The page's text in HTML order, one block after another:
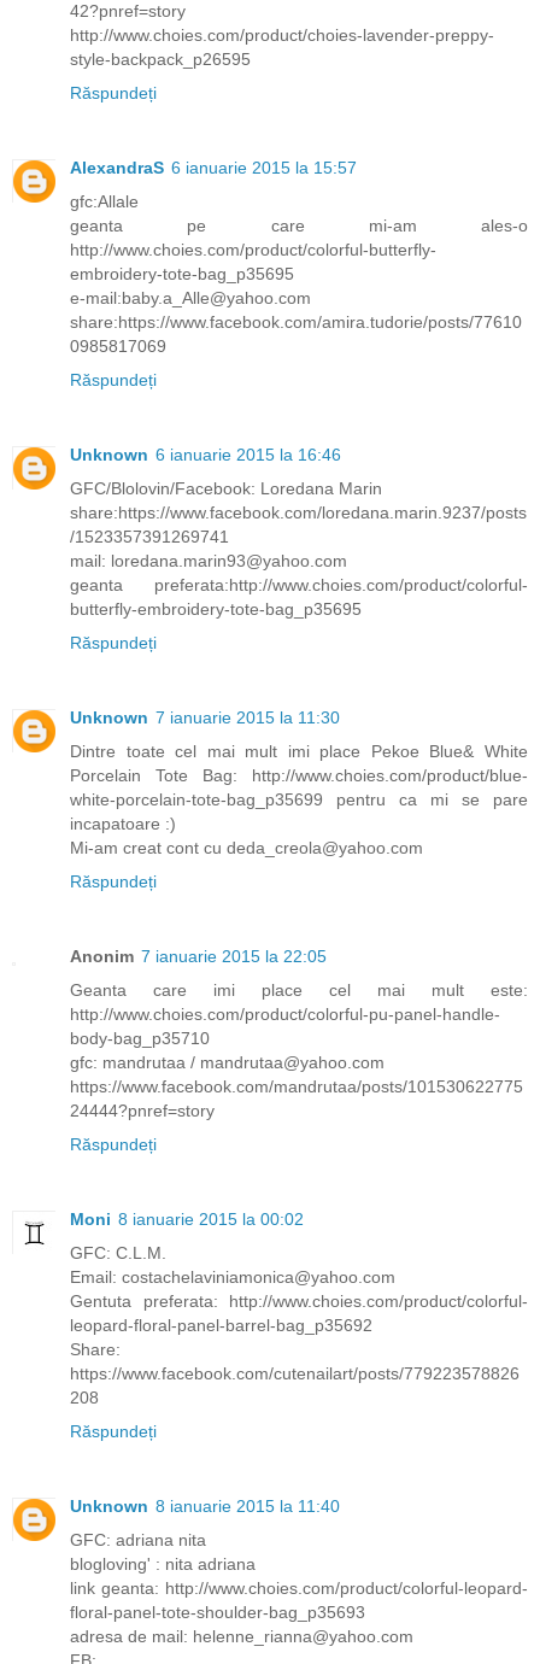
42?pnref=story
http://www.choies.com/product/choies-lavender-preppy-
style-backpack_p26595
Răspundeți
AlexandraS 6 ianuarie 2015 la 15:57
gfc:Allale
geanta pe care mi-am ales-o
http://www.choies.com/product/colorful-butterfly-
embroidery-tote-bag_p35695
e-mail:baby.a_Alle@yahoo.com
share:https://www.facebook.com/amira.tudorie/posts/77610
0985817069
Răspundeți
Unknown 6 ianuarie 2015 la 16:46
GFC/Blolovin/Facebook: Loredana Marin
share:https://www.facebook.com/loredana.marin.9237/posts
/1523357391269741
mail: loredana.marin93@yahoo.com
geanta preferata:http://www.choies.com/product/colorful-
butterfly-embroidery-tote-bag_p35695
Răspundeți
Unknown 7 ianuarie 2015 la 11:30
Dintre toate cel mai mult imi place Pekoe Blue& White
Porcelain Tote Bag: http://www.choies.com/product/blue-
white-porcelain-tote-bag_p35699 pentru ca mi se pare
incapatoare :)
Mi-am creat cont cu deda_creola@yahoo.com
Răspundeți
Anonim 7 ianuarie 2015 la 22:05
Geanta care imi place cel mai mult este:
http://www.choies.com/product/colorful-pu-panel-handle-
body-bag_p35710
gfc: mandrutaa / mandrutaa@yahoo.com
https://www.facebook.com/mandrutaa/posts/101530622775
24444?pnref=story
Răspundeți
Moni 8 ianuarie 2015 la 00:02
GFC: C.L.M.
Email: costachelaviniamonica@yahoo.com
Gentuta preferata: http://www.choies.com/product/colorful-
leopard-floral-panel-barrel-bag_p35692
Share:
https://www.facebook.com/cutenailart/posts/779223578826
208
Răspundeți
Unknown 8 ianuarie 2015 la 11:40
GFC: adriana nita
blogloving' : nita adriana
link geanta: http://www.choies.com/product/colorful-leopard-
floral-panel-tote-shoulder-bag_p35693
adresa de mail: helenne_rianna@yahoo.com